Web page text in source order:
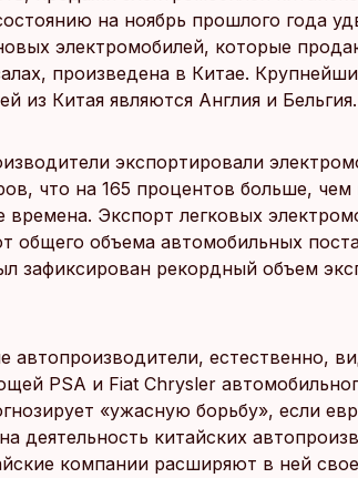
на ноябрь прошлого года
электромобилей, которые
произведена в Китае.
из Китая являются Англия и Бельгия.
экспортировали
что на 165 процентов больше, чем
Экспорт легковых
общего объема автомобильных
зафиксирован рекордный объем
автопроизводители, естественно,
PSA и Fiat Chrysler
«ужасную борьбу», если
деятельность китайских
компании расширяют в ней свое